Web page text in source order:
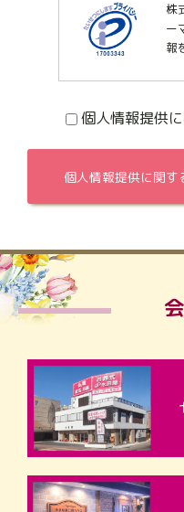
株
ー
報
個人情報提供